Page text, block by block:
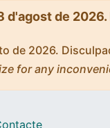
d'agost de
de 2026.
for any